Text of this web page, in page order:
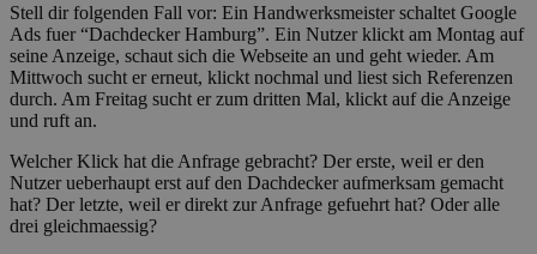
Stell dir folgenden Fall vor: Ein Handwerksmeister schaltet Google
Ads fuer “Dachdecker Hamburg”. Ein Nutzer klickt am Montag auf
seine Anzeige, schaut sich die Webseite an und geht wieder. Am
Mittwoch sucht er erneut, klickt nochmal und liest sich Referenzen
durch. Am Freitag sucht er zum dritten Mal, klickt auf die Anzeige
und ruft an.
Welcher Klick hat die Anfrage gebracht? Der erste, weil er den
Nutzer ueberhaupt erst auf den Dachdecker aufmerksam gemacht
hat? Der letzte, weil er direkt zur Anfrage gefuehrt hat? Oder alle
drei gleichmaessig?